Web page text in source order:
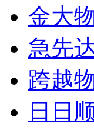
金大
急先
跨越
日日